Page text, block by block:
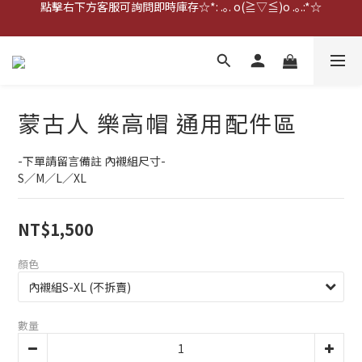
點擊右下方客服可詢問即時庫存☆*: .｡. o(≧▽≦)o .｡.:*☆
歡迎到門市實體試戴(❁´◡`❁)
點擊右下方客服可詢問即時庫存☆*: .｡. o(≧▽≦)o .｡.:*☆
蒙古人 樂高帽 通用配件區
-下單請留言備註 內襯組尺寸-
S／M／L／XL
NT$1,500
顏色
數量